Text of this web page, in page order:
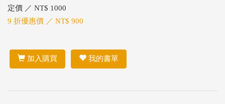
定價 ／ NT$ 1000
9 折優惠價 ／ NT$ 900
加入購買 我的書單